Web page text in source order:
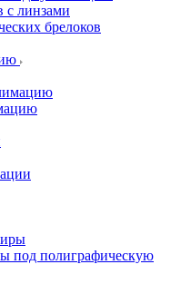
с линзами
брелоков
под полиграфическую